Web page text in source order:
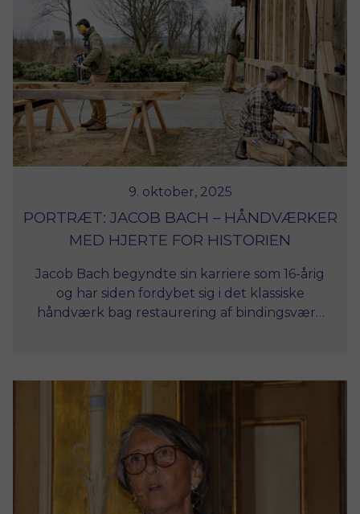
9. oktober, 2025
PORTRÆT: JACOB BACH – HÅNDVÆRKER
MED HJERTE FOR HISTORIEN
Jacob Bach begyndte sin karriere som 16-årig
og har siden fordybet sig i det klassiske
håndværk bag restaurering af bindingsværk
bygningernes sjæl og benytter sig af
traditionelle teknikker – træ, kalk, trætjære
og linoliemaling – for at bevare det originale
udtryk. For ham handler restaurering om
mere end konstruktion: det er en passion for